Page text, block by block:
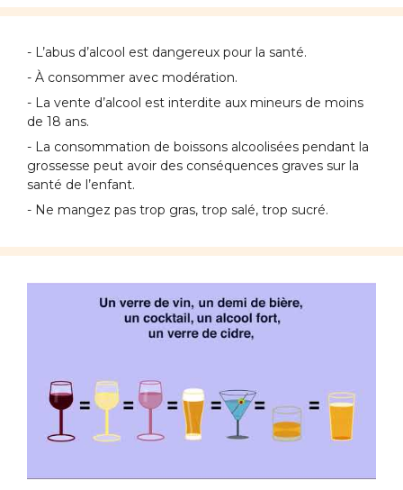
- L’abus d’alcool est dangereux pour la santé.
- À consommer avec modération.
- La vente d’alcool est interdite aux mineurs de moins
de 18 ans.
- La consommation de boissons alcoolisées pendant la
grossesse peut avoir des conséquences graves sur la
santé de l’enfant.
- Ne mangez pas trop gras, trop salé, trop sucré.